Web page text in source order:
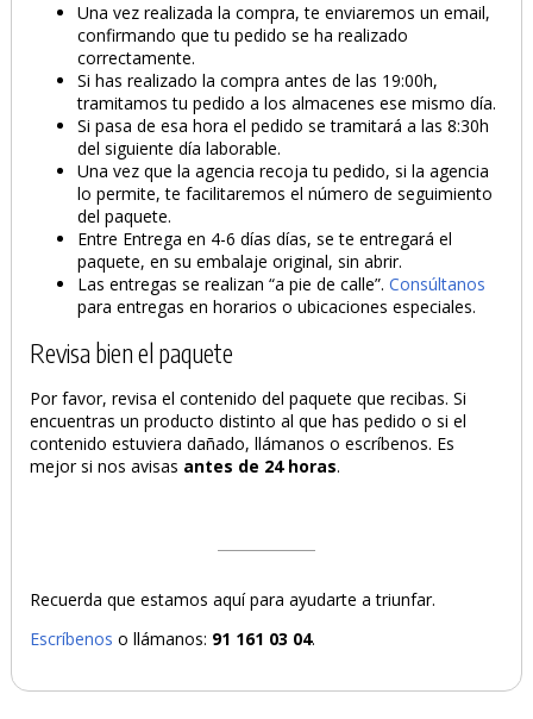
Una vez realizada la compra, te enviaremos un email,
confirmando que tu pedido se ha realizado
correctamente.
Si has realizado la compra antes de las 19:00h,
tramitamos tu pedido a los almacenes ese mismo día.
Si pasa de esa hora el pedido se tramitará a las 8:30h
del siguiente día laborable.
Una vez que la agencia recoja tu pedido, si la agencia
lo permite, te facilitaremos el número de seguimiento
del paquete.
Entre Entrega en 4-6 días días, se te entregará el
paquete, en su embalaje original, sin abrir.
Las entregas se realizan “a pie de calle”.Consúltanos
para entregas en horarios o ubicaciones especiales.
Revisa bien el paquete
Por favor, revisa el contenido del paquete que recibas. Si
encuentras un producto distinto al que has pedido o si el
contenido estuviera dañado, llámanos o escríbenos. Es
mejor si nos avisas antes de 24 horas.
Recuerda que estamos aquí para ayudarte a triunfar.
Escríbenos o llámanos: 91 161 03 04.